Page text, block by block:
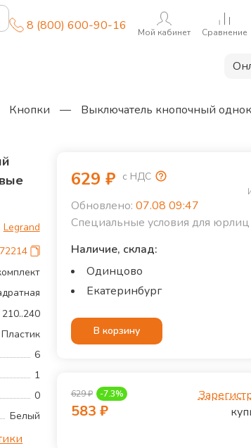
8 (800) 600-90-16 Мой кабинет Сравнение
Кнопки —
Выключатель кнопочный
Legrand
210..240
Пластик
6
1
0
Белый
629 ₽ с НДС
Обновлено: 07.08 09:47
Специальные условия для юрлиц
Наличие, склад:
Одинцово
Екатеринбург
В корзину
629₽ -7.3%
583 ₽